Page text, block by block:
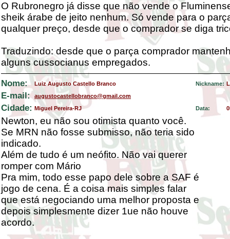
O Rubronegro já disse que não vende o
sheik árabe de jeito nenhum. Só vende para o
qualquer preço, desde que o comprador se diga
Traduzindo: desde que o parça comprador
alguns cussocianus empregados.
Nome: Luiz Augusto Castello Branco Nickname:
E-mail: augustocastellobranco@gmail.com
Cidade: Miguel Pereira-RJ Data:
Newton, eu não sou otimista quanto você.
Se MRN não fosse submisso, não teria sido
indicado.
Além de tudo é um neófito. Não vai querer
romper com Mário
Pra mim, todo esse papo dele sobre a SAF é
jogo de cena. É a coisa mais simples falar
que está negociando uma melhor proposta e
depois simplesmente dizer 1ue não houve
acordo.